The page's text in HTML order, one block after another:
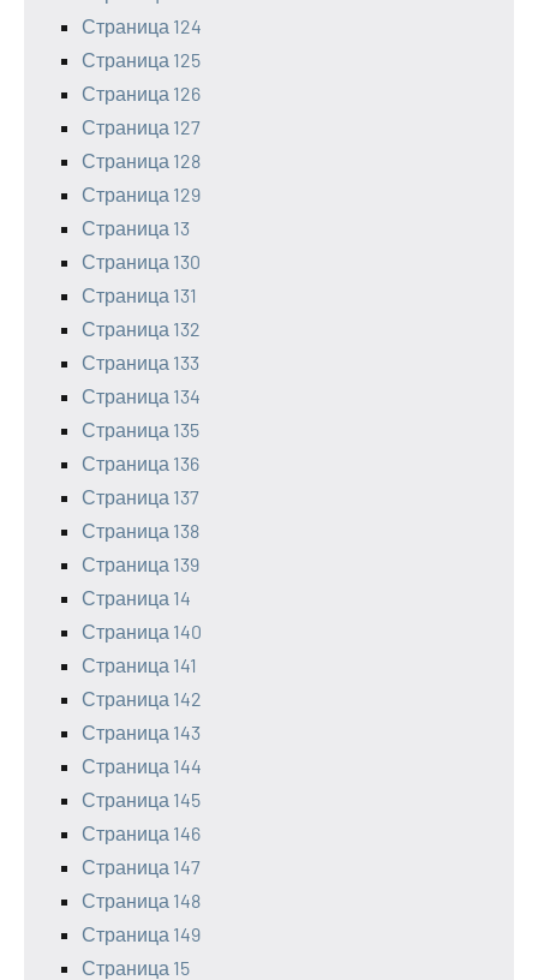
Страница 124
Страница 125
Страница 126
Страница 127
Страница 128
Страница 129
Страница 13
Страница 130
Страница 131
Страница 132
Страница 133
Страница 134
Страница 135
Страница 136
Страница 137
Страница 138
Страница 139
Страница 14
Страница 140
Страница 141
Страница 142
Страница 143
Страница 144
Страница 145
Страница 146
Страница 147
Страница 148
Страница 149
Страница 15